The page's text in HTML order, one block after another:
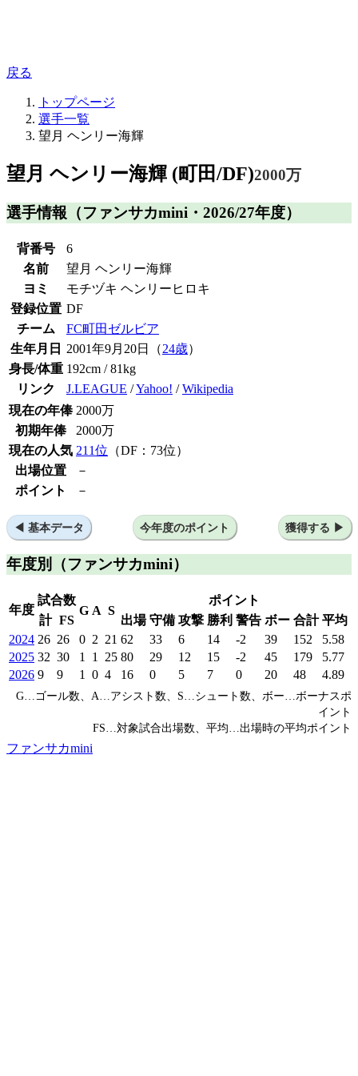
戻る
トップページ
選手一覧
望月 ヘンリー海輝
望月 ヘンリー海輝 (町田/DF)2000万
選手情報 （ファンサカmini・2026/27年度）
背番号
6
名前
望月 ヘンリー海輝
ヨミ
モチヅキ ヘンリーヒロキ
登録位置 DF
チーム
FC町田ゼルビア
生年月日
2001年9月20日（24歳）
身長/体重 192cm / 81kg
リンク
J.LEAGUE /Yahoo! /Wikipedia
現在の年俸 2000万
初期年俸
2000万
現在の人気 211位 （DF：73位）
出場位置
－
ポイント
－
基本データ 今年度のポイント 獲得する
年度別 （ファンサカmini）
年度
試合数
G A S
ポイント
計 FS 出場 守備 攻撃 勝利 警告 ボー 合計 平均
2024 26 26 0 2 21 62 33 6 14 -2 39 152
5.58
2025 32 30 1 1 25 80 29 12 15 -2 45 179
5.77
2026 9 9 1 0 4 16 0 5 7 0 20 48 4.89
G…ゴール数、A…アシスト数、S…シュート数、ボー…ボーナスポ
イント
FS…対象試合出場数、平均…出場時の平均ポイント
ファンサカmini